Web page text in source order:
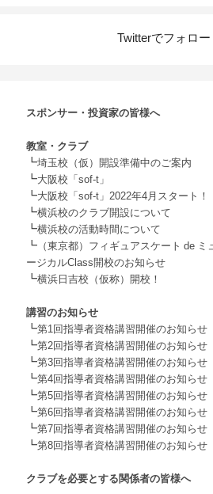
Twitterでフォロー
スポンサー・投資家の皆様へ
教室・クラブ
┗埼玉校（仮）開設準備中のご案内
┗大阪校「sof-t」
┗大阪校「sof-t」2022年4月スタート！
┗横浜校のクラブ開設について
┗横浜校の活動時間について
┗ （東京都）フィギュアスケート de ミ
ージカルClass開校のお知らせ
┗横浜日吉校（仮称）開校！
講習のお知らせ
┗第1回指導者資格講習開催のお知らせ
┗第2回指導者資格講習開催のお知らせ
┗第3回指導者資格講習開催のお知らせ
┗第4回指導者資格講習開催のお知らせ
┗第5回指導者資格講習開催のお知らせ
┗第6回指導者資格講習開催のお知らせ
┗第7回指導者資格講習開催のお知らせ
┗第8回指導者資格講習開催のお知らせ
クラブを必要とする関係者の皆様へ